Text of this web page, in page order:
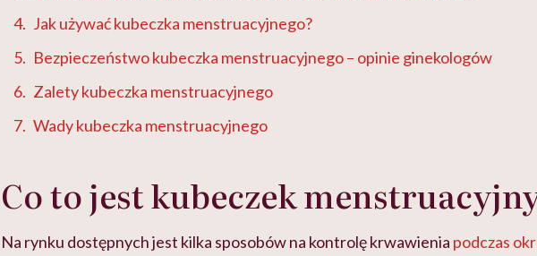
Jak używać kubeczka menstruacyjnego?
Bezpieczeństwo kubeczka menstruacyjnego – opinie ginekologów
Zalety kubeczka menstruacyjnego
Wady kubeczka menstruacyjnego
Co to jest kubeczek
Na rynku dostępnych jest kilka sposobów na kontrolę krwawienia podczas